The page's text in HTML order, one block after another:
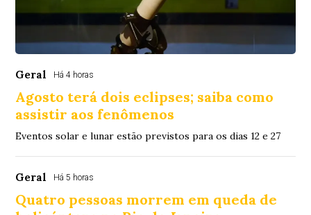
Geral Há 4 horas
Agosto terá dois eclipses; saiba como
assistir aos fenômenos
Eventos solar e lunar estão previstos para os dias 12 e 27
Geral Há 5 horas
Quatro pessoas morrem em queda de